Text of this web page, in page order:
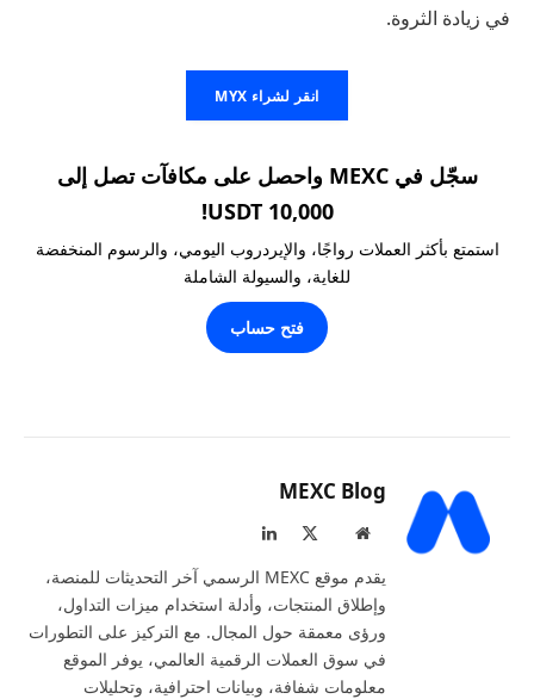
في زيادة الثروة.
انقر لشراء MYX
سجّل في MEXC واحصل على مكافآت تصل إلى
10,000 USDT!
استمتع بأكثر العملات رواجًا، والإيردروب اليومي، والرسوم المنخفضة
للغاية، والسيولة الشاملة
فتح حساب
MEXC Blog
موقع
لينكدإن
يقدم موقع MEXC الرسمي آخر التحديثات للمنصة،
وإطلاق المنتجات، وأدلة استخدام ميزات التداول،
ورؤى معمقة حول المجال. مع التركيز على التطورات
في سوق العملات الرقمية العالمي، يوفر الموقع
معلومات شفافة، وبيانات احترافية، وتحليلات